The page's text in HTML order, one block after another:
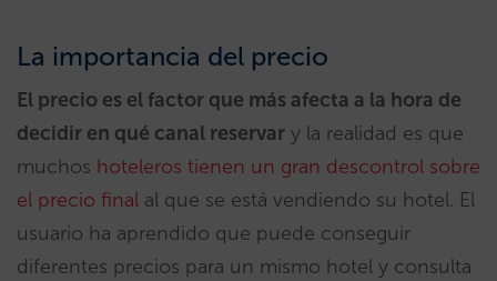
La importancia del precio
El precio es el factor que más afecta a la hora de
decidir en qué canal reservar y la realidad es que
muchos hoteleros tienen un gran descontrol sobre
el precio final al que se está vendiendo su hotel. El
usuario ha aprendido que puede conseguir
diferentes precios para un mismo hotel y consulta